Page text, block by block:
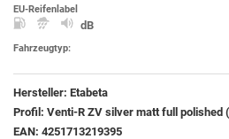
EU-Reifenlabel
dB
Fahrzeugtyp:
Hersteller: Etabeta
Profil: Venti-R ZV silver matt full polished
EAN: 4251713219395